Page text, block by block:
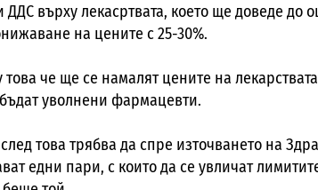
върху лекасртвата, което ще доведе до
на цените с 25-30%.
това че ще се намалят цените на
уволнени фармацевти.
това трябва да спре източването на
едни пари, с които да се увличат